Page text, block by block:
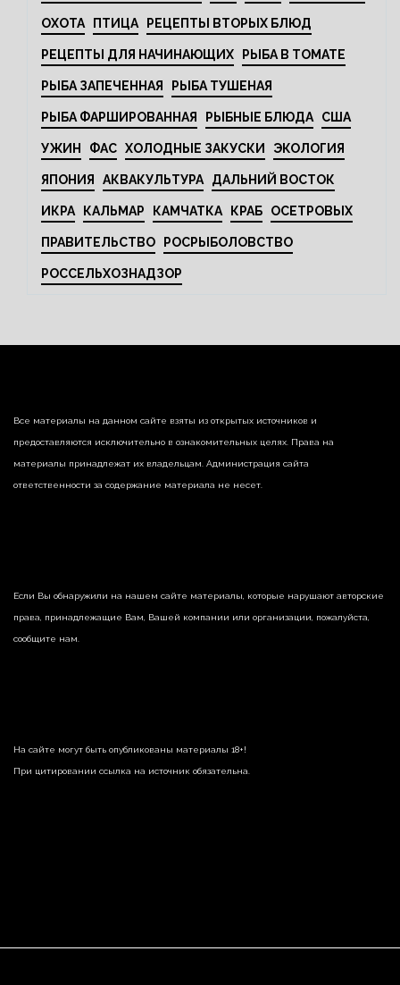
ОХОТА ПТИЦА РЕЦЕПТЫ ВТОРЫХ БЛЮД
РЕЦЕПТЫ ДЛЯ НАЧИНАЮЩИХ РЫБА В ТОМАТЕ
РЫБА ЗАПЕЧЕННАЯ РЫБА ТУШЕНАЯ
РЫБА ФАРШИРОВАННАЯ РЫБНЫЕ БЛЮДА США
УЖИН ФАС ХОЛОДНЫЕ ЗАКУСКИ ЭКОЛОГИЯ
ЯПОНИЯ АКВАКУЛЬТУРА ДАЛЬНИЙ ВОСТОК
ИКРА КАЛЬМАР КАМЧАТКА КРАБ ОСЕТРОВЫХ
ПРАВИТЕЛЬСТВО РОСРЫБОЛОВСТВО
РОССЕЛЬХОЗНАДЗОР
Все материалы на данном сайте взяты из открытых источников и
предоставляются исключительно в ознакомительных целях. Права на
материалы принадлежат их владельцам. Администрация сайта
ответственности за содержание материала не несет.
Если Вы обнаружили на нашем сайте материалы, которые нарушают авторские
права, принадлежащие Вам, Вашей компании или организации, пожалуйста,
сообщите нам.
На сайте могут быть опубликованы материалы 18+!
При цитировании ссылка на источник обязательна.